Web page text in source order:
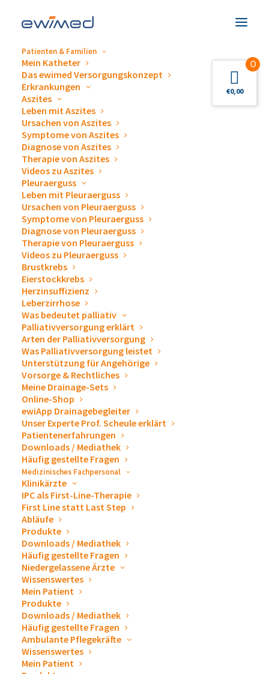
Patienten & Familien
Mein Katheter
Das ewimed Versorgungskonzept
Erkrankungen
Aszites
Leben mit Aszites
Ursachen von Aszites
Symptome von Aszites
Diagnose von Aszites
Therapie von Aszites
Videos zu Aszites
Pleuraerguss
Leben mit Pleuraerguss
Ursachen von Pleuraerguss
Symptome von Pleuraerguss
Diagnose von Pleuraerguss
Therapie von Pleuraerguss
Videos zu Pleuraerguss
Brustkrebs
Eierstockkrebs
Herzinsuffizienz
Leberzirrhose
Was bedeutet palliativ
Palliativversorgung erklärt
Arten der Palliativversorgung
Was Palliativversorgung leistet
Unterstützung für Angehörige
Vorsorge & Rechtliches
Meine Drainage-Sets
Online-Shop
ewiApp Drainagebegleiter
Unser Experte Prof. Scheule erklärt
Patientenerfahrungen
Downloads / Mediathek
Häufig gestellte Fragen
Medizinisches Fachpersonal
Klinikärzte
IPC als First-Line-Therapie
First Line statt Last Step
Abläufe
Produkte
Downloads / Mediathek
Häufig gestellte Fragen
Niedergelassene Ärzte
Wissenswertes
Mein Patient
Produkte
Downloads / Mediathek
Häufig gestellte Fragen
Ambulante Pflegekräfte
Wissenswertes
Mein Patient
Symptome von Aszites
Welche Beschwerden treten
auf?
Aszites ist eine krankhafte Flüssigkeitsansammlung
im Bauchraum, die sich je nach Ursache und
Fortschreiten der zugrunde liegenden Erkrankung
entweder schleichend über Wochen hinweg oder
plötzlich innerhalb weniger Tage entwickeln kann. In
den frühen Stadien bleibt die Flüssigkeitsansammlung
oft unbemerkt, da kleinere Mengen keine
unmittelbaren Beschwerden verursachen. Mit
zunehmendem Volumen jedoch können sich spürbare
Symptome entwickeln, die das Wohlbefinden und die
Lebensqualität der Betroffenen erheblich
beeinträchtigen. Ein ausgeprägter Aszites führt nicht
nur zu einer sichtbaren Zunahme des Bauchumfangs,
sondern kann auch Druckgefühle,
Verdauungsprobleme und in schweren Fällen Atemnot
verursachen. Die Intensität der Beschwerden hängt
maßgeblich von der Menge der angesammelten
Flüssigkeit und der zugrunde liegenden Erkrankung ab.
0
€0,00